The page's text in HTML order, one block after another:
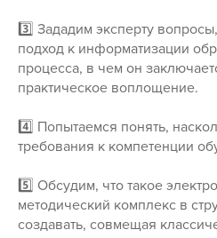
3️⃣ Зададим эксперту
подход к информатизации
процесса, в чем он
практическое воплощение.
4️⃣ Попытаемся понять,
требования к компетенции
5️⃣ Обсудим, что такое
методический комплекс в
создавать, совмещая